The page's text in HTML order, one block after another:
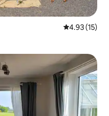
平均评分
4.93 (15)